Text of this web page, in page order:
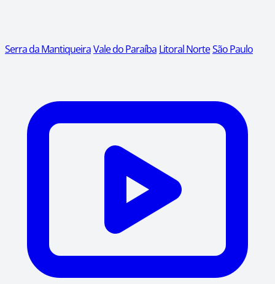
Serra da MantiqueiraVale do Paraíba Litoral NorteSão Paulo